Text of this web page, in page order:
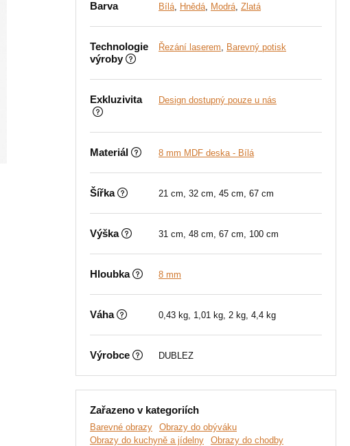
Barva Bílá, Hnědá, Modrá, Zlatá
Technologie
výroby
Řezání laserem, Barevný potisk
Exkluzivita Design dostupný pouze u nás
Materiál 8 mm MDF deska - Bílá
Šířka 21 cm, 32 cm, 45 cm, 67 cm
Výška 31 cm, 48 cm, 67 cm, 100 cm
Hloubka 8 mm
Váha 0,43 kg, 1,01 kg, 2 kg, 4,4 kg
Výrobce DUBLEZ
Zařazeno v kategoriích
Barevné obrazy
Obrazy do obýváku
Obrazy do kuchyně a jídelny
Obrazy do chodby